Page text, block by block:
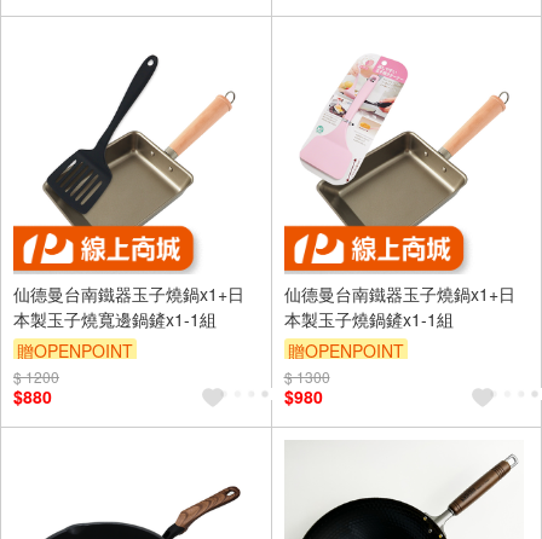
仙德曼台南鐵器玉子燒鍋x1+日
本製玉子燒寬邊鍋鏟x1-1組
贈OPENPOINT
$ 1200
$880
仙德曼台南鐵器玉子燒鍋x1+日
本製玉子燒鍋鏟x1-1組
贈OPENPOINT
$ 1300
$980